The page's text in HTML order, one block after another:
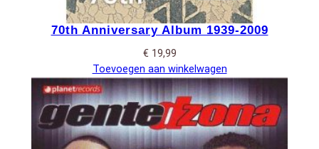
70th Anniversary Album 1939-2009
€ 19,99
Toevoegen aan winkelwagen